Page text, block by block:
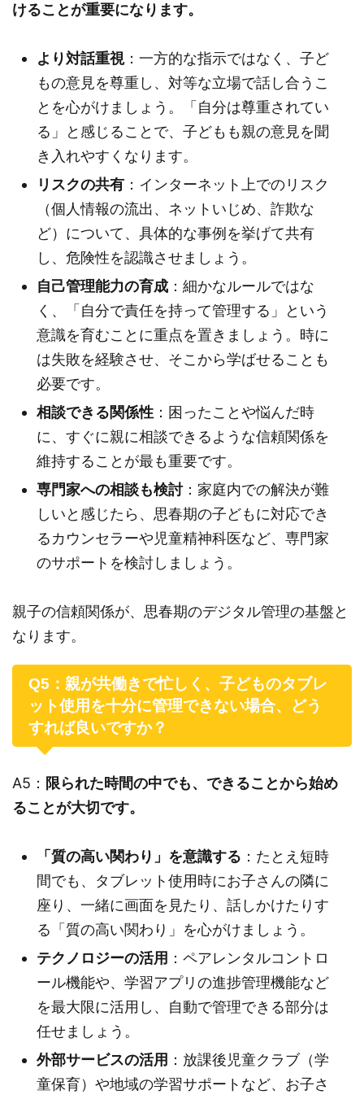
けることが重要になります。
より対話重視：一方的な指示ではなく、子ど
もの意見を尊重し、対等な立場で話し合うこ
とを心がけましょう。「自分は尊重されてい
る」と感じることで、子どもも親の意見を聞
き入れやすくなります。
リスクの共有 ：インターネット上でのリスク
（個人情報の流出、ネットいじめ、詐欺な
ど）について、具体的な事例を挙げて共有
し、危険性を認識させましょう。
自己管理能力の育成 ：細かなルールではな
く、「自分で責任を持って管理する」という
意識を育むことに重点を置きましょう。時に
は失敗を経験させ、そこから学ばせることも
必要です。
相談できる関係性 ：困ったことや悩んだ時
に、すぐに親に相談できるような信頼関係を
維持することが最も重要です。
専門家への相談も検討：家庭内での解決が難
しいと感じたら、思春期の子どもに対応でき
るカウンセラーや児童精神科医など、専門家
のサポートを検討しましょう。
親子の信頼関係が、思春期のデジタル管理の基盤と
なります。
Q5：親が共働きで忙しく、子どものタブレ
ット使用を十分に管理できない場合、どう
すれば良いですか？
A5： 限られた時間の中でも、できることから始め
ることが大切です。
「質の高い関わり」を意識する ：たとえ短時
間でも、タブレット使用時にお子さんの隣に
座り、一緒に画面を見たり、話しかけたりす
る「質の高い関わり」を心がけましょう。
テクノロジーの活用 ：ペアレンタルコントロ
ール機能や、学習アプリの進捗管理機能など
を最大限に活用し、自動で管理できる部分は
任せましょう。
外部サービスの活用 ：放課後児童クラブ（学
童保育）や地域の学習サポートなど、お子さ